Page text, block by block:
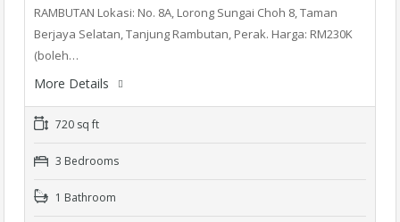
RAMBUTAN Lokasi: No. 8A, Lorong Sungai Choh 8, Taman
Berjaya Selatan, Tanjung Rambutan, Perak. Harga: RM230K
(boleh…
More Details
720 sq ft
3 Bedrooms
1 Bathroom